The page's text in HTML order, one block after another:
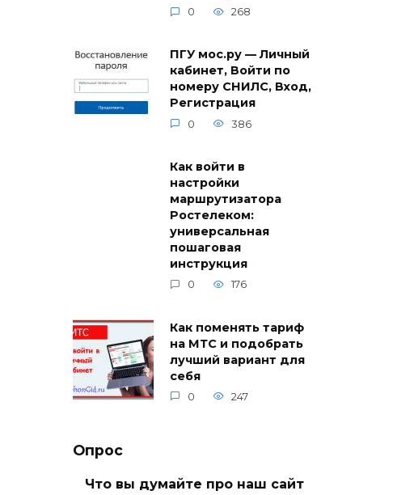
0 268
ПГУ мос.ру — Личный
кабинет, Войти по
номеру СНИЛС, Вход,
Регистрация
0 386
Как войти в
настройки
маршрутизатора
Ростелеком:
универсальная
пошаговая
инструкция
0 176
Как поменять тариф
на МТС и подобрать
лучший вариант для
себя
0 247
Опрос
Что вы думайте про наш сайт